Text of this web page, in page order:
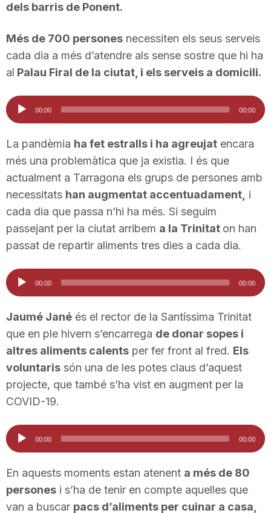
dels barris de Ponent.
Més de 700 persones necessiten els seus serveis
cada dia a més d’atendre als sense sostre que hi ha
al Palau Firal de la ciutat, i els serveis a domicili.
Reproductor
d'àudio
00:00 00:00
La pandèmia ha fet estralls i ha agreujat encara
més una problemàtica que ja existia. I és que
actualment a Tarragona els grups de persones amb
necessitats han augmentat accentuadament, i
cada dia que passa n’hi ha més. Si seguim
passejant per la ciutat arribem a la Trinitat on han
passat de repartir aliments tres dies a cada dia.
Reproductor
d'àudio
00:00 00:00
Jaumé Jané és el rector de la Santíssima Trinitat
que en ple hivern s’encarrega de donar sopes i
altres aliments calents per fer front al fred. Els
voluntaris són una de les potes claus d’aquest
projecte, que també s’ha vist en augment per la
COVID-19.
Reproductor
d'àudio
00:00 00:00
En aquests moments estan atenent a més de 80
persones i s’ha de tenir en compte aquelles que
van a buscar pacs d’aliments per cuinar a casa,